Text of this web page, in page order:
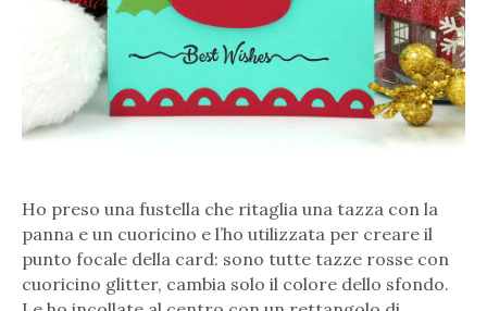
Ho preso una fustella che ritaglia una tazza con la
panna e un cuoricino e l’ho utilizzata per creare il
punto focale della card: sono tutte tazze rosse con
cuoricino glitter, cambia solo il colore dello sfondo.